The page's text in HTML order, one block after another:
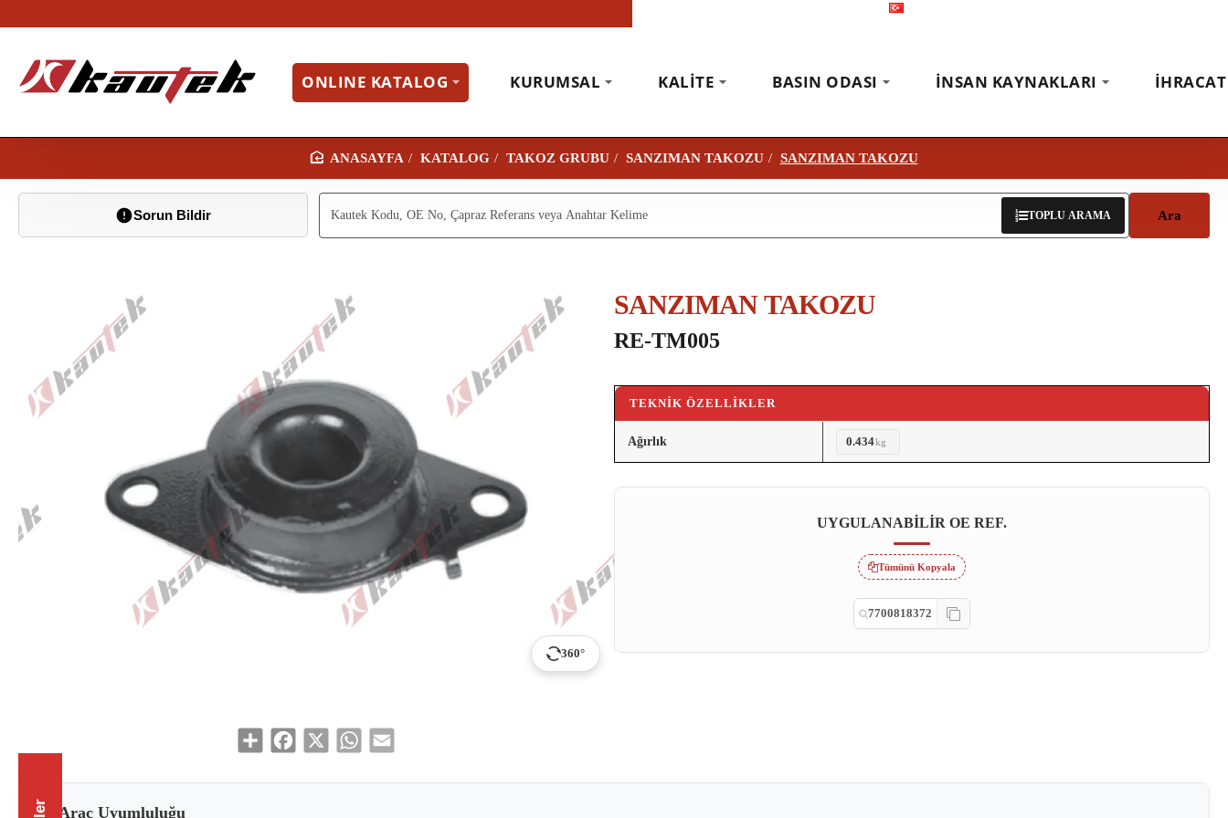
ONLINE KATALOG KURUMSAL KALITE BASIN ODASI İNSAN KAYNAKLARI
O
M
KATALOG TAKOZ GRUBU SANZIMAN TAKOZU SANZIMAN TAKOZU
Sorun Bildir TOPLU ARAMA Ara
360°
Share Facebook WhatsApp
SANZIMAN TAKOZU
TEKNIK ÖZELLIKLER
Ağırlık 0.434kg
RE-TM005
UYGULANABILIR OE REF.
Tümünü Kopyala
7700818372
Araç Uyumluluğu